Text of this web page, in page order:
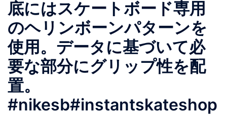
底にはスケートボード専用
のヘリンボーンパターンを
使用。データに基づいて必
要な部分にグリップ性を配
置。
#nikesb#instantskateshop